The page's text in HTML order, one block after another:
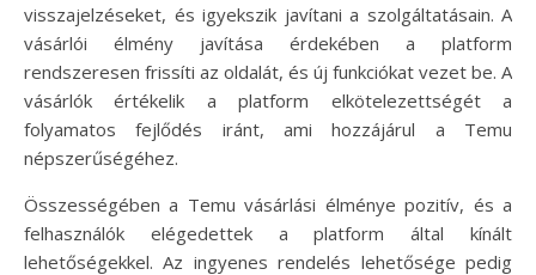
visszajelzéseket, és igyekszik javítani a szolgáltatásain. A
vásárlói élmény javítása érdekében a platform
rendszeresen frissíti az oldalát, és új funkciókat vezet be. A
vásárlók értékelik a platform elkötelezettségét a
folyamatos fejlődés iránt, ami hozzájárul a Temu
népszerűségéhez.
Összességében a Temu vásárlási élménye pozitív, és a
felhasználók elégedettek a platform által kínált
lehetőségekkel. Az ingyenes rendelés lehetősége pedig